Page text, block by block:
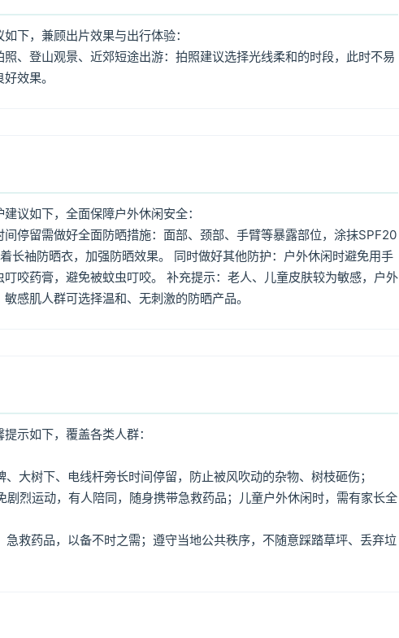
下，兼顾出片效果与出行体验：
、登山观景、近郊短途出游：拍照建议选择光线柔和的时段，此时不易
效果。
议如下，全面保障户外休闲安全：
停留需做好全面防晒措施：面部、颈部、手臂等暴露部位，涂抹SPF20
长袖防晒衣，加强防晒效果。 同时做好其他防护：户外休闲时避免用手
咬药膏，避免被蚊虫叮咬。 补充提示：老人、儿童皮肤较为敏感，户外
感肌人群可选择温和、无刺激的防晒产品。
示如下，覆盖各类人群：
大树下、电线杆旁长时间停留，防止被风吹动的杂物、树枝砸伤；
烈运动，有人陪同，随身携带急救药品；儿童户外休闲时，需有家长全
救药品，以备不时之需；遵守当地公共秩序，不随意踩踏草坪、丢弃垃